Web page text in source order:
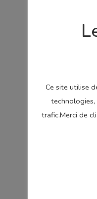
Ce site utilise
trafic.Merci de